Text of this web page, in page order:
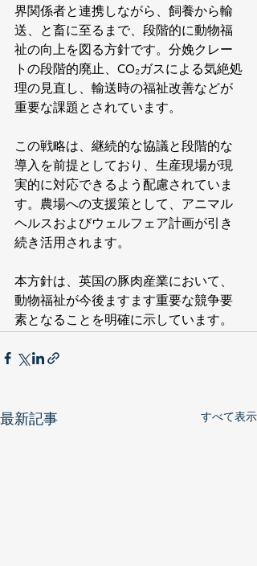
界関係者と連携しながら、飼養から輸
送、と畜に至るまで、段階的に動物福
祉の向上を図る方針です。分娩クレー
トの段階的廃止、CO₂ガスによる気絶処
理の見直し、輸送時の福祉改善などが
重要な課題とされています。
この戦略は、継続的な協議と段階的な
導入を前提としており、生産現場が現
実的に対応できるよう配慮されていま
す。農場への支援策として、アニマル
ヘルスおよびウェルフェア計画が引き
続き活用されます。
本方針は、英国の豚肉産業において、
動物福祉が今後ますます重要な競争要
素となることを明確に示しています。
最新記事 すべて表示